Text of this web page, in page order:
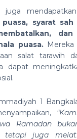
juga
syarat
puasa.Mereka
salat tarawih
dapat
1
Ramadan
tetapi juga